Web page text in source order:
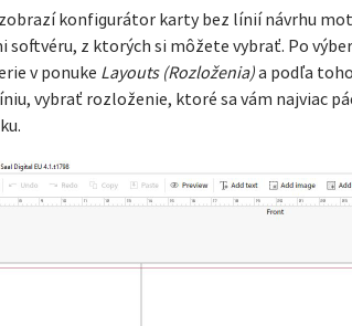
konfigurátor karty bez línií návrhu
z ktorých si môžete vybrať. Po
v ponuke Layouts (Rozloženia)a podľa
vybrať rozloženie, ktoré sa vám najviac